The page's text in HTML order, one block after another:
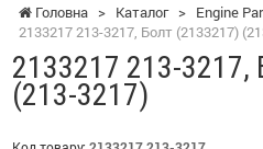
Головна > Каталог > Engine
2133217 213-3217, Болт (2133217)
2133217 213-3217,
(213-3217)